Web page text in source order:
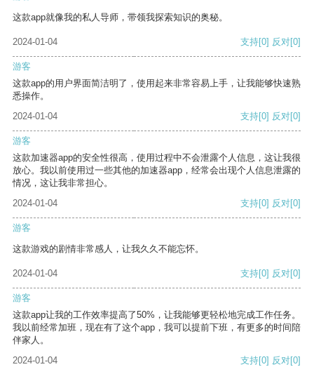
这款app就像我的私人导师，带领我探索知识的奥秘。
2024-01-04 支持[0] 反对[0]
游客
这款app的用户界面简洁明了，使用起来非常容易上手，让我能够快速熟
悉操作。
2024-01-04
支持[0] 反对[0]
游客
这款加速器app的安全性很高，使用过程中不会泄露个人信息，这让我很
放心。我以前使用过一些其他的加速器app，经常会出现个人信息泄露的
情况，这让我非常担心。
2024-01-04
支持[0] 反对[0]
游客
这款游戏的剧情非常感人，让我久久不能忘怀。
2024-01-04 支持[0] 反对[0]
游客
这款app让我的工作效率提高了50%，让我能够更轻松地完成工作任务。
我以前经常加班，现在有了这个app，我可以提前下班，有更多的时间陪
伴家人。
2024-01-04
支持[0] 反对[0]